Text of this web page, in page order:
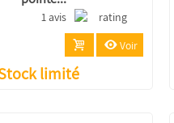
1 avis
Voir
limité